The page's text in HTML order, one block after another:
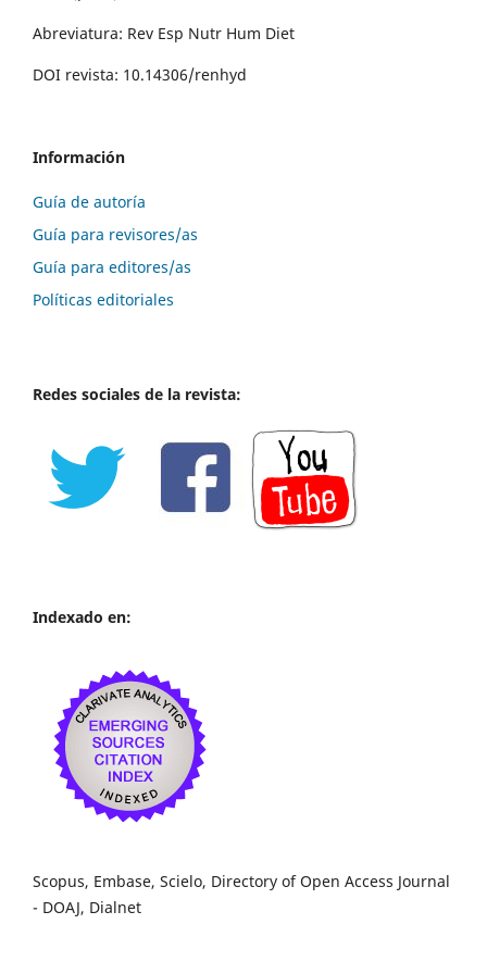
Abreviatura: Rev Esp Nutr Hum Diet
DOI revista: 10.14306/renhyd
Información
Guía de autoría
Guía para revisores/as
Guía para editores/as
Políticas editoriales
Redes sociales de la revista:
Indexado en:
Scopus, Embase, Scielo, Directory of Open Access Journal
- DOAJ, Dialnet